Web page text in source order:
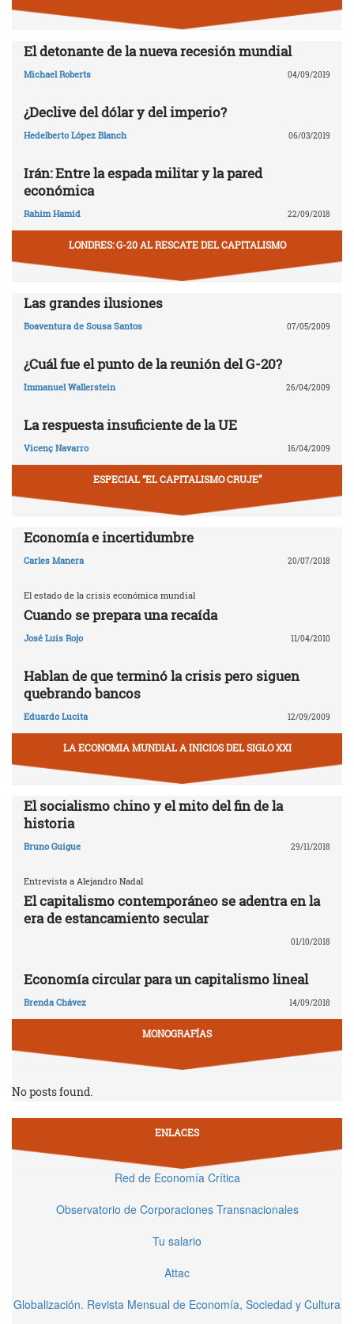
El detonante de la nueva recesión mundial
Michael Roberts 04/09/2019
¿Declive del dólar y del imperio?
Hedelberto López Blanch 06/03/2019
Irán: Entre la espada militar y la pared
económica
Rahim Hamid 22/09/2018
LONDRES: G-20 AL RESCATE DEL CAPITALISMO
Las grandes ilusiones
Boaventura de Sousa Santos 07/05/2009
¿Cuál fue el punto de la reunión del G-20?
Immanuel Wallerstein 26/04/2009
La respuesta insuficiente de la UE
Vicenç Navarro 16/04/2009
ESPECIAL “EL CAPITALISMO CRUJE”
Economía e incertidumbre
Carles Manera 20/07/2018
El estado de la crisis económica mundial
Cuando se prepara una recaída
José Luis Rojo 11/04/2010
Hablan de que terminó la crisis pero siguen
quebrando bancos
Eduardo Lucita 12/09/2009
LA ECONOMIA MUNDIAL A INICIOS DEL SIGLO XXI
El socialismo chino y el mito del fin de la
historia
Bruno Guigue 29/11/2018
Entrevista a Alejandro Nadal
El capitalismo contemporáneo se adentra en la
era de estancamiento secular
01/10/2018
Economía circular para un capitalismo lineal
Brenda Chávez 14/09/2018
MONOGRAFÍAS
No posts found.
ENLACES
Red de Economía Crítica
Observatorio de Corporaciones Transnacionales
Tu salario
Attac
Globalización. Revista Mensual de Economía, Sociedad y Cultura